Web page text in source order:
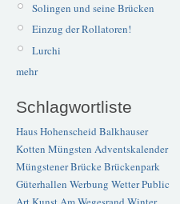
Solingen und seine Brücken
Einzug der Rollatoren!
Lurchi
mehr
Schlagwortliste
Haus Hohenscheid Balkhauser
Kotten Müngsten Adventskalender
Müngstener BrückeBrückenpark
Güterhallen Werbung WetterPublic